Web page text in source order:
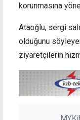
korunmasına
Ataoğlu, sergi
olduğunu
ziyaretçilerin